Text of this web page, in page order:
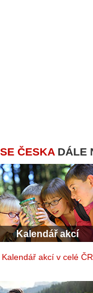
ČESKADÁLE
Kalendář akcí
Kalendář akcí v celé ČR